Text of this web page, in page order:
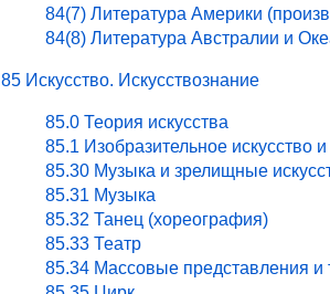
84(7) Литература Америки
84(8) Литература Австралии и
85 Искусство. Искусствознание
85.0 Теория искусства
85.1 Изобразительное искусство и
85.30 Музыка и зрелищные
85.31 Музыка
85.32 Танец (хореография)
85.33 Театр
85.34 Массовые представления и